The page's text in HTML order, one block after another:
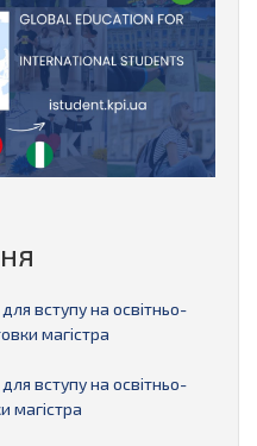
вступу на освітньо-
магістра
вступу на освітньо-
магістра